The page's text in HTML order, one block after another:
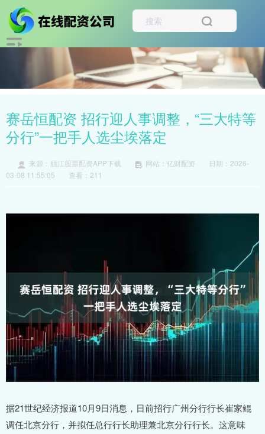
赛岳恒配资 招行迎人事调整，“三大特等
分行”一把手人选尘埃落定
来源：丽江股票配资APP下载 网站：亿财配资
日期：2026-
03-08 11:55:05
查看：211
据21世纪经济报道10月9日消息，日前招行广州分行行长崔家鲲
调任北京分行，并拟任总行行长助理兼北京分行行长。这意味